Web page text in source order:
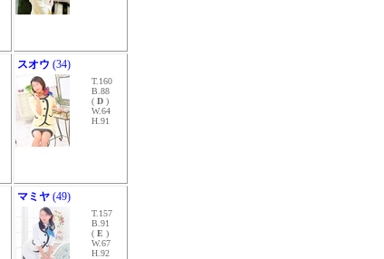
スオウ (34)
T.160
B.88
( D )
W.64
H.91
マミヤ (49)
T.157
B.91
( E )
W.67
H.92